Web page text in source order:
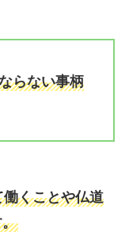
らない事柄
くことや仏道